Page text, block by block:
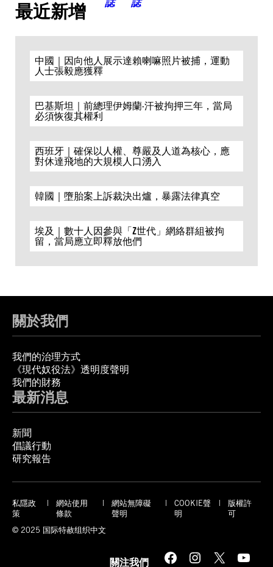
最近新增
中國｜因向他人展示達賴喇嘛照片被捕，運動
人士張毅應獲釋
巴基斯坦｜前總理伊姆蘭·汗被拘押三年，當局
必須恢復其權利
西班牙｜確保以人權、尊嚴及人道為核心，應
對休達飛地的大規模人口湧入
韓國｜墮胎案上訴裁決出爐，暴露法律真空
埃及｜數十人因參與「Z世代」網絡群組被拘
留，當局應立即釋放他們
關於我們
我們的治理方式
《現代奴役法》透明度聲明
我們的財務
最新消息
新聞
倡議行動
研究報告
私隱政
策
網站使用
條款
網站無障礙
聲明
COOKIE聲
明
版權許
可
© 2025 国际特赦组织中文
關注我們 Facebook Instagram X YouTube